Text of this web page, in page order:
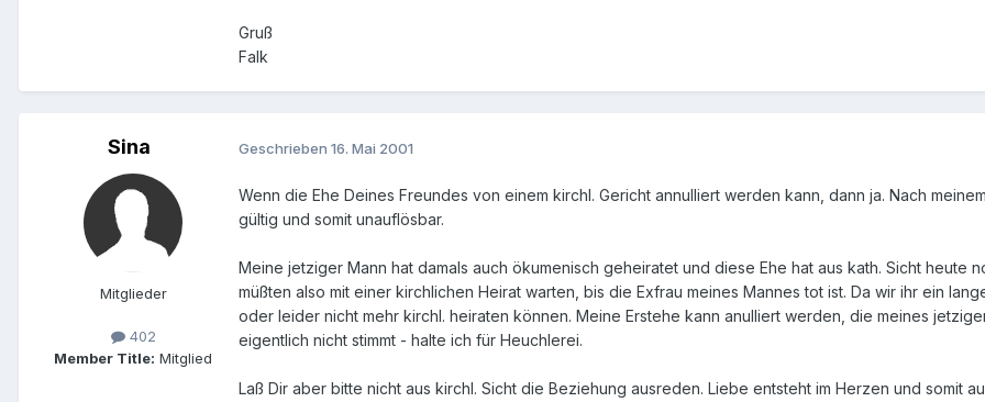
Gruß
Falk
Sina
Mitglieder
402
Member Title: Mitglied
Geschrieben 16. Mai 2001
Wenn die Ehe Deines Freundes von einem kirchl. Gericht annulliert werden kann, dann ja. Nach
gültig und somit unauflösbar.
Meine jetziger Mann hat damals auch ökumenisch geheiratet und diese Ehe hat aus kath. Sicht heute
müßten also mit einer kirchlichen Heirat warten, bis die Exfrau meines Mannes tot ist. Da wir ihr ein
oder leider nicht mehr kirchl. heiraten können. Meine Erstehe kann anulliert werden, die meines
eigentlich nicht stimmt - halte ich für Heuchlerei.
Laß Dir aber bitte nicht aus kirchl. Sicht die Beziehung ausreden. Liebe entsteht im Herzen und somit